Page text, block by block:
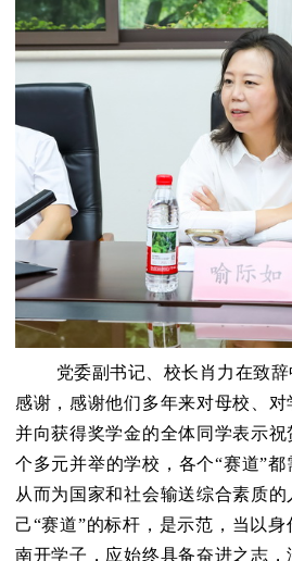
党委副书记、校长肖力在致
感谢，感谢他们多年来对母校、对
并向获得奖学金的全体同学表示
个多元并举的学校，各个“赛道”都
从而为国家和社会输送综合素质
己“赛道”的标杆，是示范，当以
南开学子，应始终具备奋进之志